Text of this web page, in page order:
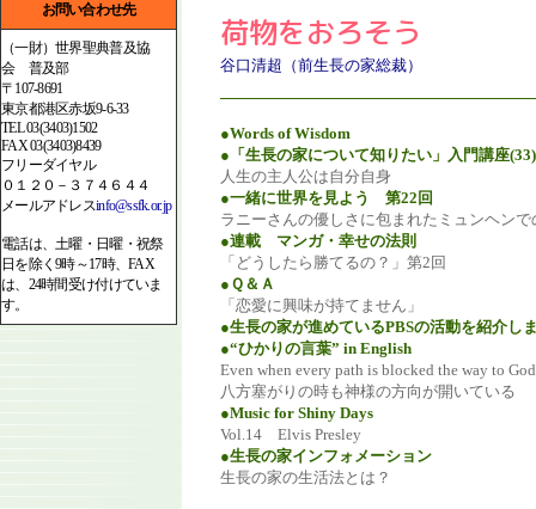
お問い合わせ先
（一財）世界聖典普及協
会 普及部
〒107-8691
東京都港区赤坂9-6-33
TEL 03(3403)1502
FAX 03(3403)8439
フリーダイヤル
０１２０－３７４６４４
メールアドレスinfo@ssfk.or.jp
電話は、土曜・日曜・祝祭
日を除く9時～17時、FAX
は、24時間受け付けていま
す。
荷物をおろそう
谷口清超（前生長の家総裁）
●Words of Wisdom
●「生長の家について知りたい」入門講座(33)
人生の主人公は自分自身
●一緒に世界を見よう 第22回
ラニーさんの優しさに包まれたミュンヘンで
●連載 マンガ・幸せの法則
「どうしたら勝てるの？」第2回
●Ｑ＆Ａ
「恋愛に興味が持てません」
●生長の家が進めているPBSの活動を紹介し
●“ひかりの言葉” in English
Even when every path is blocked the way to
八方塞がりの時も神様の方向が開いている
●Music for Shiny Days
Vol.14 Elvis Presley
●生長の家インフォメーション
生長の家の生活法とは？